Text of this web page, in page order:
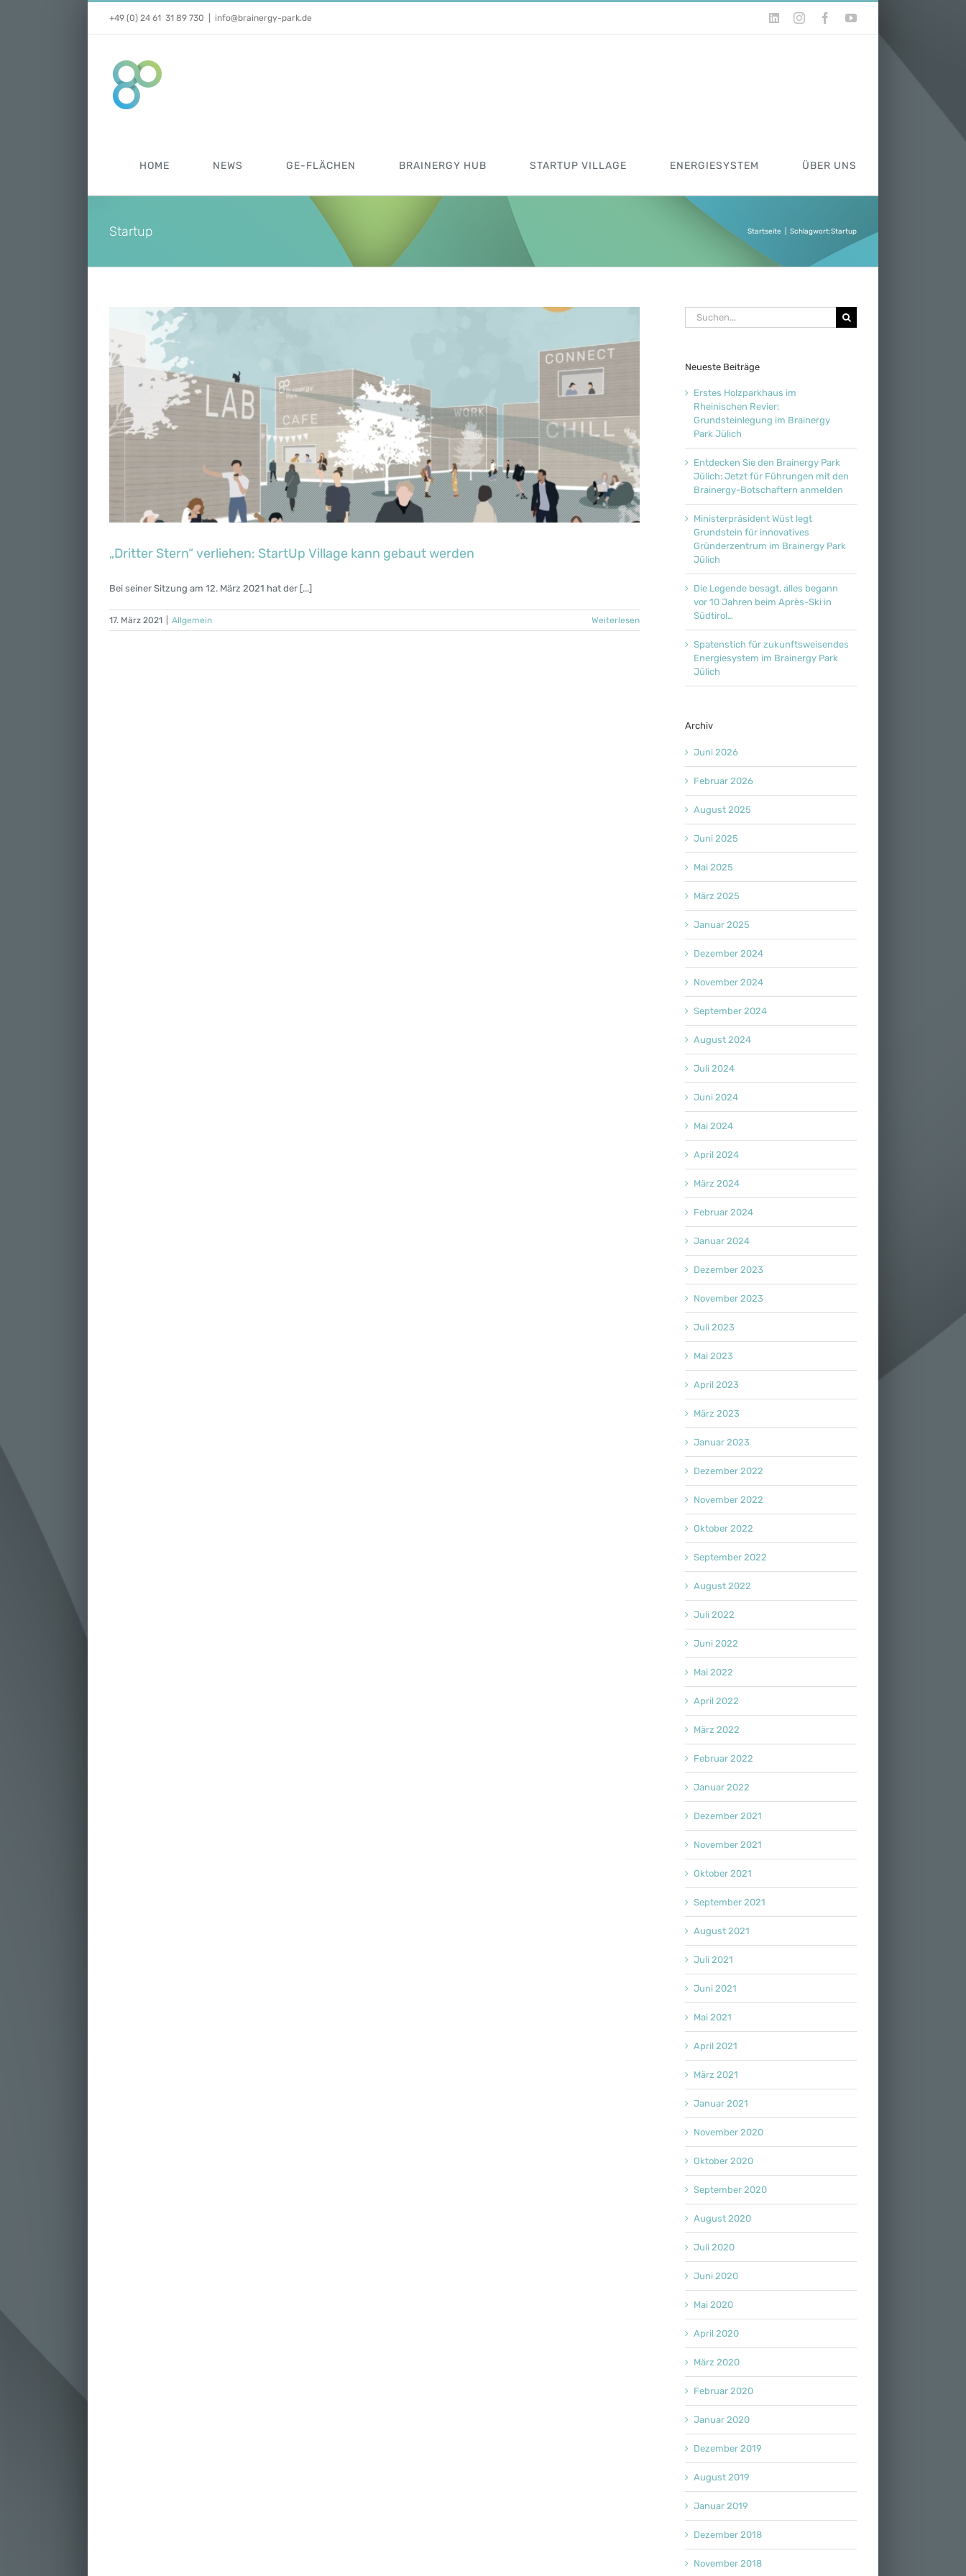
+49 (0) 24 61 31 89 730 info@brainergy-park.de LinkedInInstagramFacebookYouTube
HOME NEWS GE-FLÄCHEN BRAINERGY HUB STARTUP VILLAGE ENERGIESYSTEM ÜBER UNS
Startup Startseite Schlagwort:Startup
„Dritter Stern“ verliehen: StartUp Village kann gebaut werden
Bei seiner Sitzung am 12. März 2021 hat der [...]
17. März 2021 Allgemein Weiterlesen
Suche
nach:
Neueste Beiträge
Erstes Holzparkhaus im
Rheinischen Revier:
Grundsteinlegung im Brainergy
Park Jülich
Entdecken Sie den Brainergy Park
Jülich: Jetzt für Führungen mit den
Brainergy-Botschaftern anmelden
Ministerpräsident Wüst legt
Grundstein für innovatives
Gründerzentrum im Brainergy Park
Jülich
Die Legende besagt, alles begann
vor 10 Jahren beim Après-Ski in
Südtirol…
Spatenstich für zukunftsweisendes
Energiesystem im Brainergy Park
Jülich
Archiv
Juni 2026
Februar 2026
August 2025
Juni 2025
Mai 2025
März 2025
Januar 2025
Dezember 2024
November 2024
September 2024
August 2024
Juli 2024
Juni 2024
Mai 2024
April 2024
März 2024
Februar 2024
Januar 2024
Dezember 2023
November 2023
Juli 2023
Mai 2023
April 2023
März 2023
Januar 2023
Dezember 2022
November 2022
Oktober 2022
September 2022
August 2022
Juli 2022
Juni 2022
Mai 2022
April 2022
März 2022
Februar 2022
Januar 2022
Dezember 2021
November 2021
Oktober 2021
September 2021
August 2021
Juli 2021
Juni 2021
Mai 2021
April 2021
März 2021
Januar 2021
November 2020
Oktober 2020
September 2020
August 2020
Juli 2020
Juni 2020
Mai 2020
April 2020
März 2020
Februar 2020
Januar 2020
Dezember 2019
August 2019
Januar 2019
Dezember 2018
November 2018